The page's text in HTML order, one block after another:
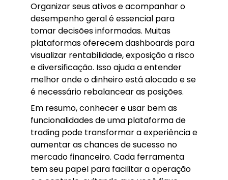
Organizar seus ativos e acompanhar o
desempenho geral é essencial para
tomar decisões informadas. Muitas
plataformas oferecem dashboards para
visualizar rentabilidade, exposição a risco
e diversificação. Isso ajuda a entender
melhor onde o dinheiro está alocado e se
é necessário rebalancear as posições.
Em resumo, conhecer e usar bem as
funcionalidades de uma plataforma de
trading pode transformar a experiência e
aumentar as chances de sucesso no
mercado financeiro. Cada ferramenta
tem seu papel para facilitar a operação